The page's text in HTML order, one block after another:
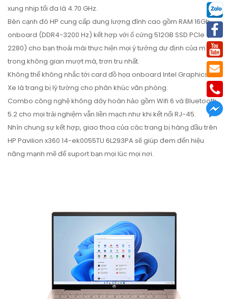
xung nhịp tối đa là 4.70 GHz.
Bên cạnh đó HP cung cấp dung lượng đỉnh cao gồm RAM 16Gb
onboard (DDR4-3200 Hz) kết hợp với ổ cứng 512GB SSD PCIe (M.2
2280) cho bạn thoải mái thực hiện mọi ý tưởng dự định của mình
trong không gian mượt mà, trơn tru nhất.
Không thể không nhắc tới card đồ họa onboard Intel Graphics Iris
Xe là trang bị lý tường cho phân khúc văn phòng.
Combo công nghệ không dây hoàn hảo gồm Wifi 6 và Bluetooth
5.2 cho mọi trải nghiệm vẫn liền mạch như khi kết nối RJ-45.
Nhìn chung sự kết hợp, giao thoa của các trang bị hàng đầu trên
HP Pavilion x360 14-ek0055TU 6L293PA sẽ giúp đem đến hiệu
năng mạnh mẽ để suport bạn mọi lúc mọi nơi.